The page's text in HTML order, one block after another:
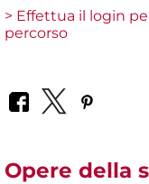
> Effettua il login
percorso
Opere della